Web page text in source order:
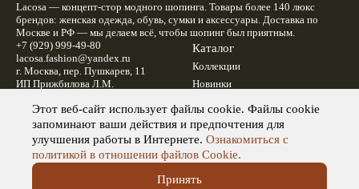
+7 (929) 999-49-80
lacosa.fashion@yandex.ru
г. Москва, пер. Пушкарев, 11
ИП Прижбилова Л.М.
ИНН: 151003313791
Каталог
Коллекции
Новинки
Информация
Блог
Контакты
Сервис
Условия оплаты
Доставка
Условия возврата
Lacosa — концепт-стор модного шопинга. Товары более 140 люкс
брендов: женская одежда, обувь, сумки и аксессуары. Доставка по
Москве и РФ — мы делаем всё, чтобы шопинг был приятным.
Этот веб-сайт использует файлы cookie. Файлы cookie
запоминают ваши действия и предпочтения для
улучшения работы в Интернете. Ознакомиться с
политикой в отношении файлов Cookie.
Принять